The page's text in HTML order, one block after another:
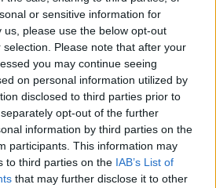
or sensitive information for
please use the below opt-out
Please note that after your
you may continue seeing
on personal information utilized by
disclosed to third parties prior to
opt-out of the further
information by third parties on the
participants. This information may
to third parties on the IAB’s List of
that may further disclose it to other
Έκθεση Καρδίτσας
χθες τα εγκαίνια
Έκθεσης στις
όπου ο Δήμος Μουζακίου
περίπτερο.
2025